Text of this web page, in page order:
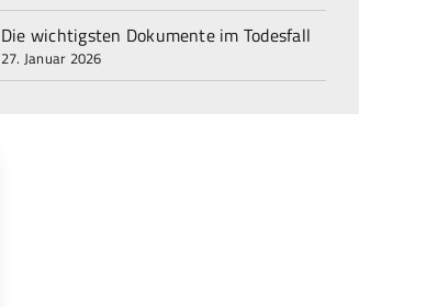
Die wichtigsten Dokumente im Todesfall
27. Januar 2026